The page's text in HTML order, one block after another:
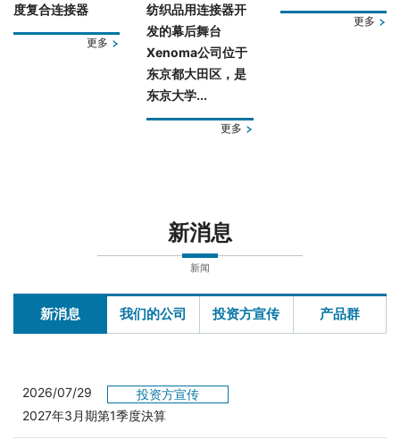
度复合连接器
更多
纺织品用连接器开
发的幕后舞台
Xenoma公司位于
东京都大田区，是
东京大学...
更多
更多
新消息
新闻
新消息 我们的公司 投资方宣传 产品群
2026/07/29
投资方宣传
2027年3月期第1季度決算